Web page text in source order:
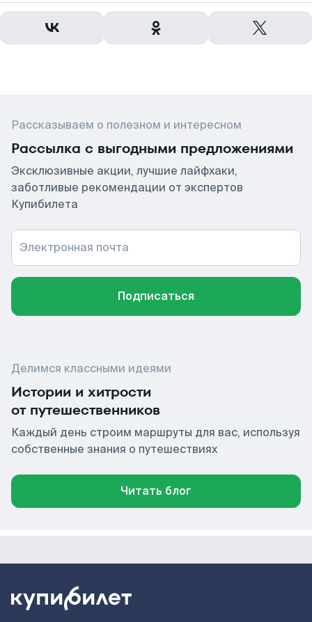
Рассказываем о полезном и интересном
Рассылка с выгодными предложениями
Эксклюзивные акции, лучшие лайфхаки,
заботливые рекомендации от экспертов
Купибилета
Электронная почта
Подписаться
Делимся классными идеями
Истории и хитрости
от путешественников
Каждый день строим маршруты для вас, используя
собственные знания о путешествиях
Читать блог